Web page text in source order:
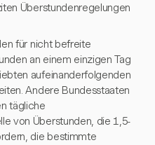
Überstundenregelungen
für nicht befreite
an einem einzigen Tag
aufeinanderfolgenden
Andere Bundesstaaten
tägliche
von Überstunden, die 1,5-
die bestimmte